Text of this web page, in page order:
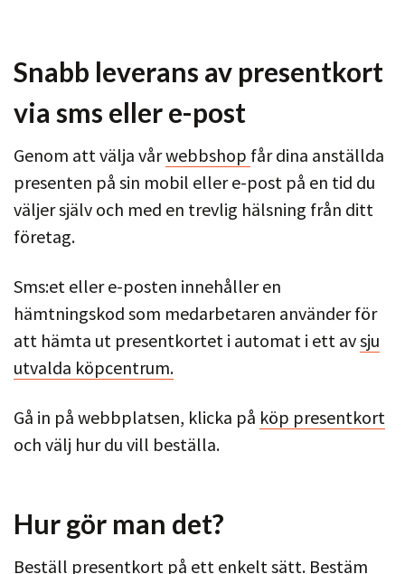
Snabb leverans av presentkort
via sms eller e-post
Genom att välja vårwebbshop får dina anställda
presenten på sin mobil eller e-post på en tid du
väljer själv och med en trevlig hälsning från ditt
företag.
Sms:et eller e-posten innehåller en
hämtningskod som medarbetaren använder för
att hämta ut presentkortet i automat i ett avsju
utvalda köpcentrum.
Gå in på webbplatsen, klicka på köp presentkort
och välj hur du vill beställa.
Hur gör man det?
Beställ presentkort på ett enkelt sätt. Bestäm